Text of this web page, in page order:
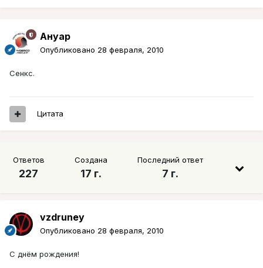
Ануар
Опубликовано 28 февраля, 2010
Сенкс.
Цитата
Ответов
227
Создана
17 г.
Последний ответ
7 г.
vzdruney
Опубликовано 28 февраля, 2010
С днём рождения!